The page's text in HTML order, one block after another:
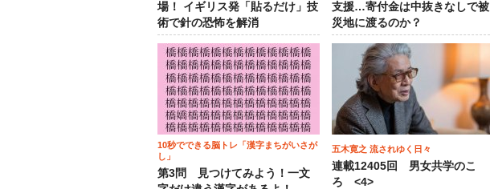
場！ イギリス発「貼るだけ」技
術で針の恐怖を解消
支援…寄付金は中抜きなしで被
災地に渡るのか？
10秒でできる脳トレ「漢字まちがいさが
し」
第3問 見つけてみよう！一文
五木寛之 流されゆく日々
連載12405回 男女共学のこ
ろ <4>